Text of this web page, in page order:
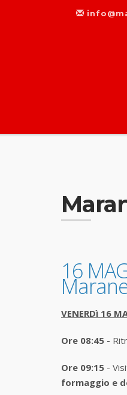
16
VENERDì 16
Ore 08:45 -
Ore 09:15 -
formaggio e